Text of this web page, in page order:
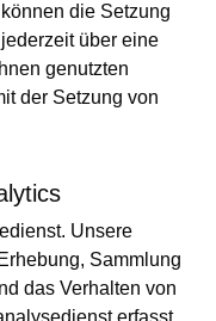
die Setzung
über eine
genutzten
der Setzung von
Unsere
Sammlung
das Verhalten von
erfasst